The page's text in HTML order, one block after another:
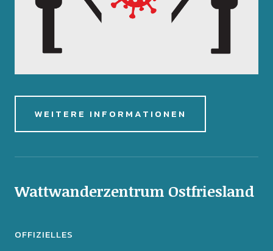
WEITERE INFORMATIONEN
Wattwanderzentrum Ostfriesland
OFFIZIELLES